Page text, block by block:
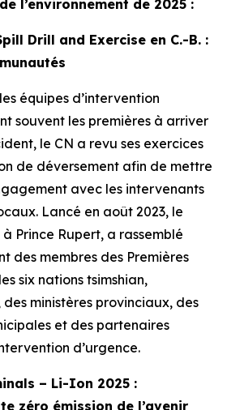
l’environnement de 2025 :
Drill and Exercise en C.-B. :
équipes d’intervention
souvent les premières à arriver
le CN a revu ses exercices
de déversement afin de mettre
avec les intervenants
Lancé en août 2023, le
Prince Rupert, a rassemblé
des membres des Premières
six nations tsimshian,
ministères provinciaux, des
et des partenaires
d’urgence.
– Li-Ion 2025 :
zéro émission de l’avenir